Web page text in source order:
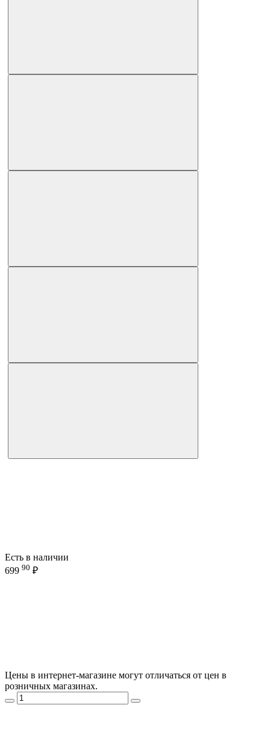
Есть в наличии
699 90 ₽
Цены в интернет-магазине могут отличаться от цен в
розничных магазинах.